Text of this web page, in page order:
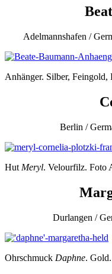
Adelmannshafen /
Anhänger. Silber, Feingold,
Berlin /
Hut Meryl. Velourfilz. Foto
Durlangen /
Ohrschmuck Daphne. Gold.